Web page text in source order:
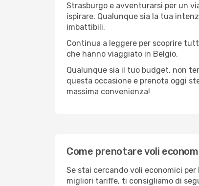
Strasburgo e avventurarsi per un
ispirare. Qualunque sia la tua
imbattibili.
Continua a leggere per scoprire
che hanno viaggiato in Belgio.
Qualunque sia il tuo budget, non
questa occasione e prenota oggi
massima convenienza!
Come prenotare voli
Se stai cercando voli economici
migliori tariffe, ti consigliamo di